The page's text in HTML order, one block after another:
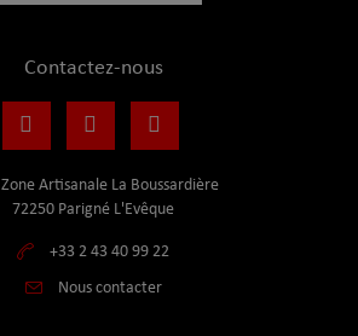
Contactez-nous
Zone Artisanale La Boussardière
72250 Parigné L'Evêque
+33 2 43 40 99 22
Nous contacter